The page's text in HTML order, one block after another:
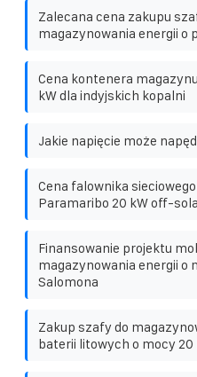
Zalecana cena zakupu
magazynowania energii o
Cena kontenera
kW dla indyjskich kopalni
Jakie napięcie może
Cena falownika
Paramaribo 20 kW off-
Finansowanie projektu
magazynowania energii o
Salomona
Zakup szafy do
baterii litowych o mocy 20